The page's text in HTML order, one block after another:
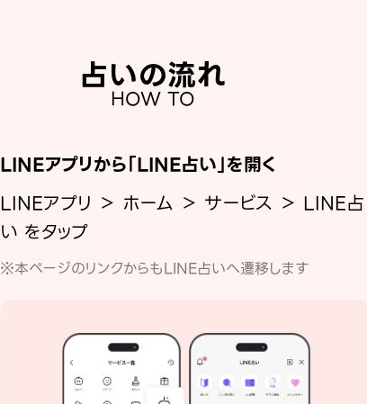
占いの流れ
HOW TO
LINEアプリから「LINE占い」を開く
LINEアプリ ＞ ホーム ＞ サービス ＞ LINE占
い をタップ
※本ページのリンクからもLINE占いへ遷移します